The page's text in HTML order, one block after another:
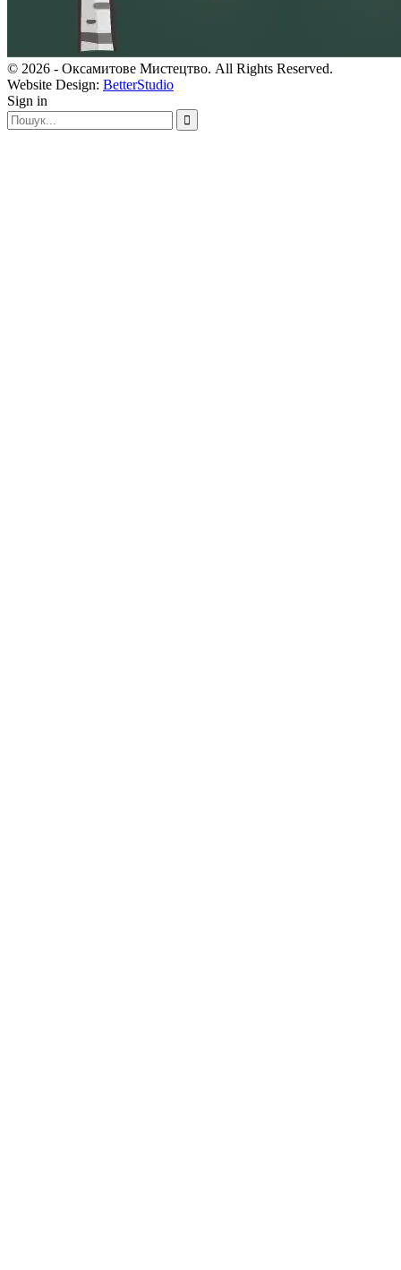
© 2026 - Оксамитове Мистецтво. All Rights Reserved.
Website Design: BetterStudio
Sign in